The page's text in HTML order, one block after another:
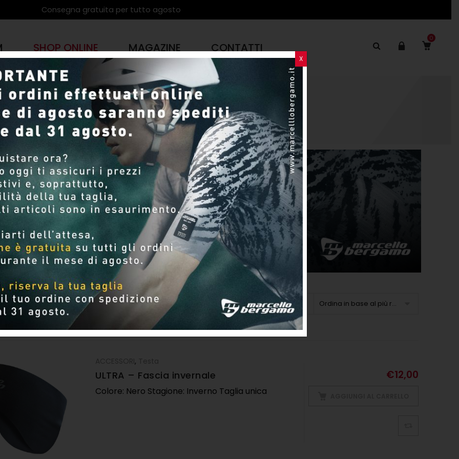
Consegna gratuita per tutto agosto
SHOP ONLINE MAGAZINE CONTATTI
0
PRODOTTI
SHOP ONLINE Pagina 13
Per pagina Ordina in base al più recente
ACCESSORI,
ULTRA – Fascia invernale
Colore: Nero Stagione: Inverno Taglia unica
€12,00
X